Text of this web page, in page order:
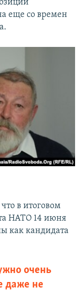
еще со времен
в итоговом
НАТО 14 июня
как кандидата
очень
даже не